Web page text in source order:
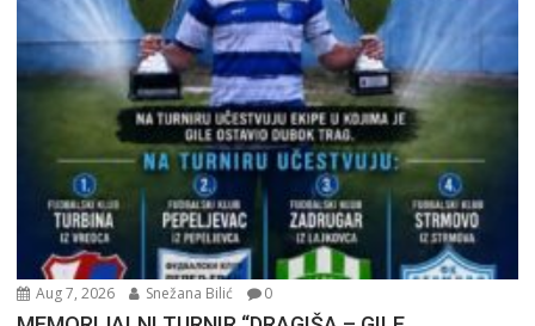
Aug 7, 2026 Snežana Bilić 0